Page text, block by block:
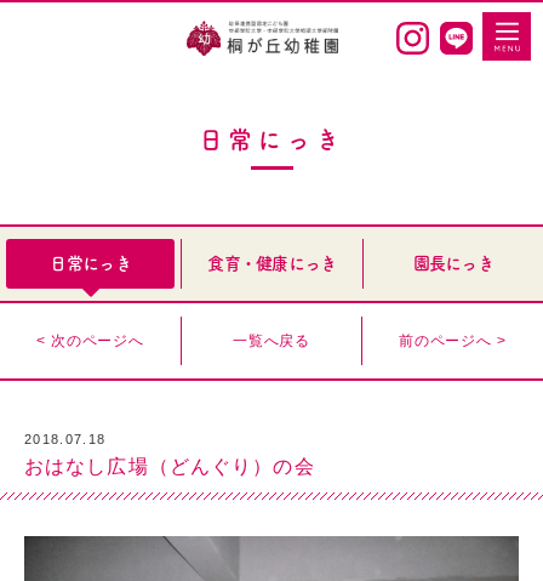
日常にっき
日常にっき 食育・健康にっき 園長にっき
< 次のページへ 一覧へ戻る 前のページへ >
2018.07.18
おはなし広場（どんぐり）の会